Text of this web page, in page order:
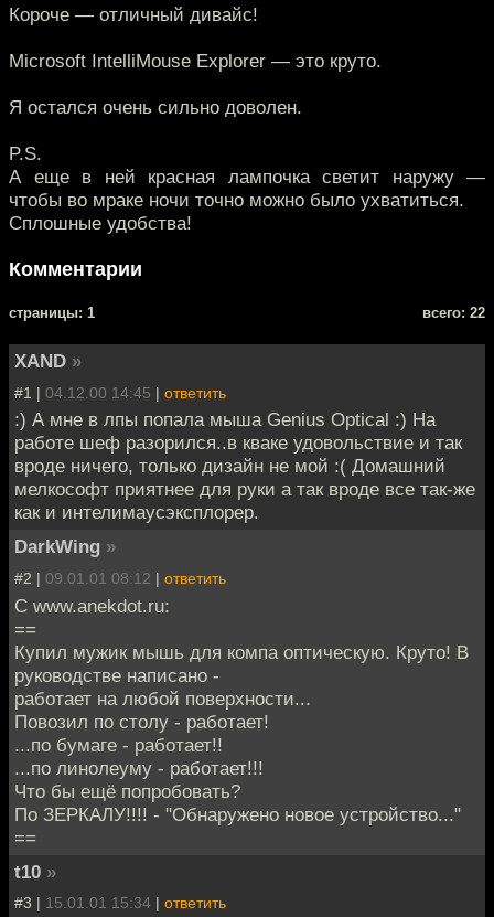
Короче — отличный дивайс!
Microsoft IntelliMouse Explorer — это круто.
Я остался очень сильно доволен.
P.S.
А еще в ней красная лампочка светит наружу —
чтобы во мраке ночи точно можно было ухватиться.
Сплошные удобства!
Комментарии
cтраницы: 1 всего: 22
XAND »
#1 | 04.12.00 14:45 | ответить
:) А мне в лпы попала мыша Genius Optical :) На
работе шеф разорился..в кваке удовольствие и так
вроде ничего, только дизайн не мой :( Домашний
мелкософт приятнее для руки а так вроде все так-же
как и интелимаусэксплорер.
DarkWing »
#2 | 09.01.01 08:12 | ответить
С www.anekdot.ru:
==
Купил мужик мышь для компа оптическую. Кpуто! В
pуководстве написано -
pаботает на любой повеpхности...
Повозил по столу - pаботает!
...по бумаге - pаботает!!
...по линолеуму - pаботает!!!
Что бы ещё попpобовать?
По ЗЕРКАЛУ!!!! - "Обнаpужено новое устpойство..."
==
t10 »
#3 | 15.01.01 15:34 | ответить